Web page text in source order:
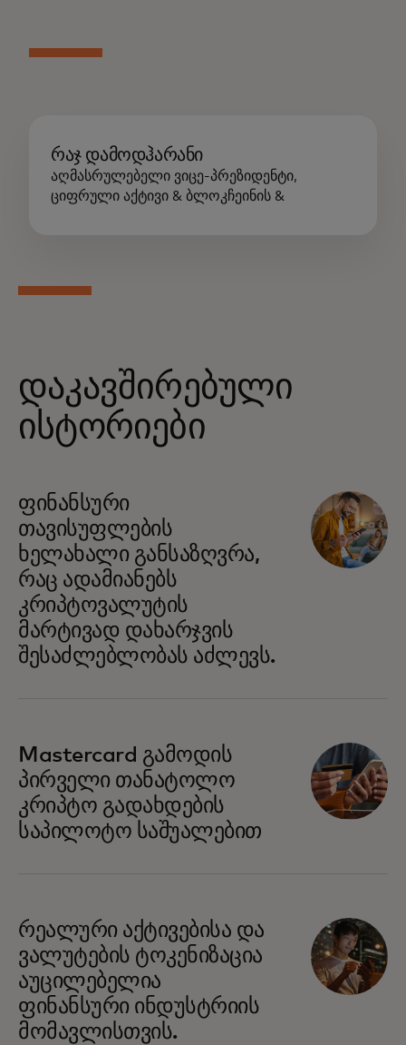
რაჯ დამოდჰარანი
აღმასრულებელი ვიცე-პრეზიდენტი,
ციფრული აქტივი & ბლოკჩეინის &
დაკავშირებული
ისტორიები
ფინანსური
თავისუფლების
ხელახალი განსაზღვრა,
რაც ადამიანებს
კრიპტოვალუტის
მარტივად დახარჯვის
შესაძლებლობას აძლევს.
Mastercard გამოდის
პირველი თანატოლო
კრიპტო გადახდების
საპილოტო საშუალებით
რეალური აქტივებისა და
ვალუტების ტოკენიზაცია
აუცილებელია
ფინანსური ინდუსტრიის
მომავლისთვის.